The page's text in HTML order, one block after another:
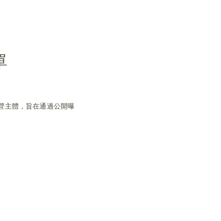
主體，旨在通過公開曝